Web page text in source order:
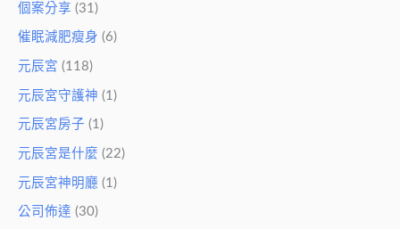
個案分享 (31)
催眠減肥瘦身 (6)
元辰宮 (118)
元辰宮守護神 (1)
元辰宮房子 (1)
元辰宮是什麼 (22)
元辰宮神明廳 (1)
公司佈達 (30)